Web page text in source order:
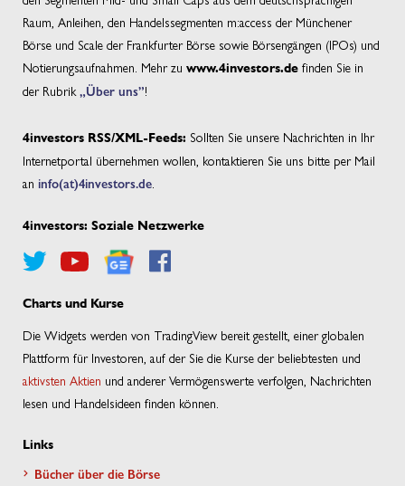
Raum, Anleihen, den Handelssegmenten m:access der Münchener
Börse und Scale der Frankfurter Börse sowie Börsengängen (IPOs) und
Notierungsaufnahmen. Mehr zu www.4investors.de finden Sie in
der Rubrik „Über uns”!
4investors RSS/XML-Feeds: Sollten Sie unsere Nachrichten in Ihr
Internetportal übernehmen wollen, kontaktieren Sie uns bitte per Mail
an info(at)4investors.de
4investors: Soziale Netzwerke
Charts und Kurse
Die Widgets werden von TradingView bereit gestellt, einer globalen
Plattform für Investoren, auf der Sie die Kurse der beliebtesten und
aktivsten Aktien und anderer Vermögenswerte verfolgen, Nachrichten
lesen und Handelsideen finden können.
Links
Bücher über die Börse